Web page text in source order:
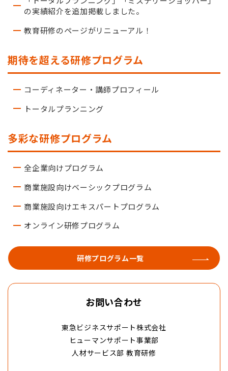
の実績紹介を追加掲載しました。
教育研修のページがリニューアル！
期待を超える研修プログラム
コーディネーター・講師プロフィール
トータルプランニング
多彩な研修プログラム
全企業向けプログラム
商業施設向けベーシックプログラム
商業施設向けエキスパートプログラム
オンライン研修プログラム
研修プログラム一覧
お問い合わせ
東急ビジネスサポート株式会社
ヒューマンサポート事業部
人材サービス部 教育研修